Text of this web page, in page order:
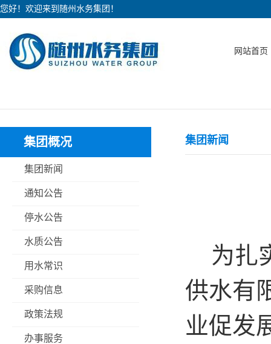
您好！欢迎来到随州水务集团！
网站首页
集团概况
集团新闻
通知公告
停水公告
水质公告
用水常识
采购信息
政策法规
办事服务
集团新闻
为扎
供水有
业促发